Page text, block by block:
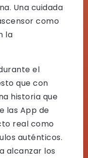
Una cuidada
como
la
el
que con
historia que
las App de
real como
auténticos.
alcanzar los